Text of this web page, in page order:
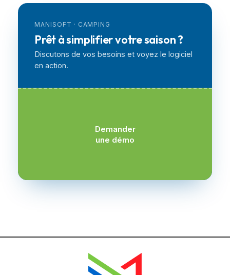
MANISOFT · CAMPING
Prêt à simplifier votre saison ?
Discutons de vos besoins et voyez le logiciel
en action.
Demander
une démo